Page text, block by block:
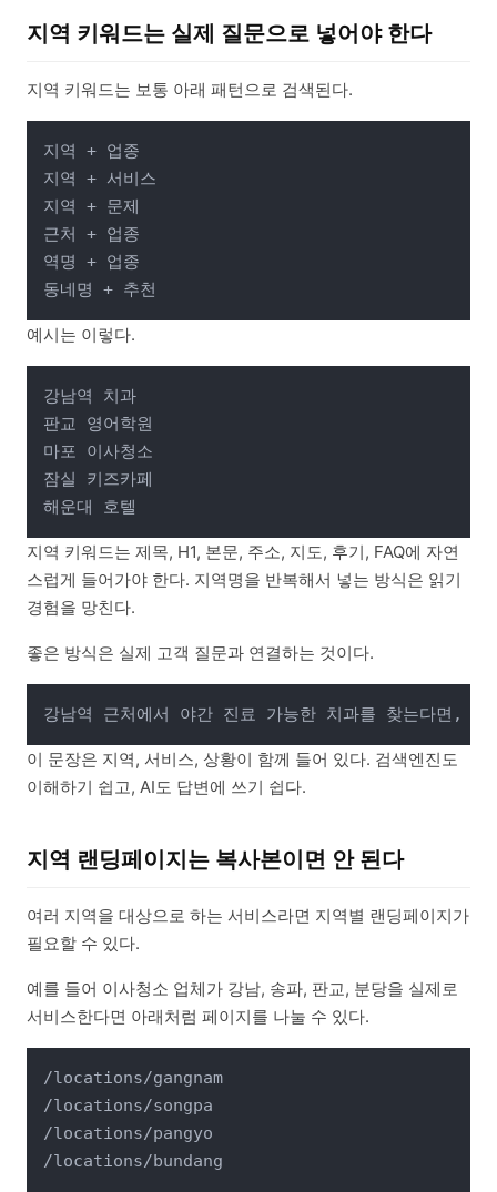
지역 키워드는 실제 질문으로 넣어야 한다
지역 키워드는 보통 아래 패턴으로 검색된다.
지역 + 업종
지역 + 서비스
지역 + 문제
근처 + 업종
역명 + 업종
예시는 이렇다.
강남역 치과
판교 영어학원
마포 이사청소
잠실 키즈카페
지역 키워드는 제목, H1, 본문, 주소, 지도, 후기, FAQ에 자연
스럽게 들어가야 한다. 지역명을 반복해서 넣는 방식은 읽기
경험을 망친다.
좋은 방식은 실제 고객 질문과 연결하는 것이다.
이 문장은 지역, 서비스, 상황이 함께 들어 있다. 검색엔진도
이해하기 쉽고, AI도 답변에 쓰기 쉽다.
지역 랜딩페이지는 복사본이면 안 된다
여러 지역을 대상으로 하는 서비스라면 지역별 랜딩페이지가
필요할 수 있다.
예를 들어 이사청소 업체가 강남, 송파, 판교, 분당을 실제로
서비스한다면 아래처럼 페이지를 나눌 수 있다.
/locations/gangnam
/locations/songpa
/locations/pangyo